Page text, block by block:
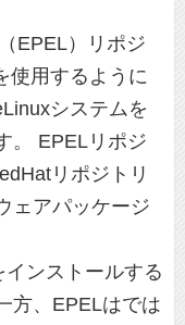
EPEL）リポジ
使用するように
システムを
。 EPELリポジ
リポジトリ
ェアパッケージ
ンストールする
方、EPELはでは